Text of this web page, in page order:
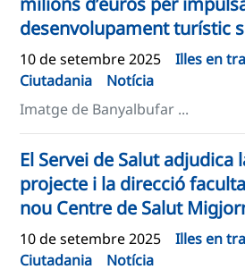
desenvolupament turístic
10 de setembre 2025
Illes en
Ciutadania
Notícia
Imatge de Banyalbufar ...
El Servei de Salut adjudica
projecte i la direcció
nou Centre de Salut
10 de setembre 2025
Illes en
Ciutadania
Notícia